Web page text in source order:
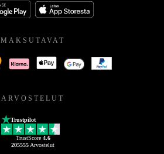
MAKSUTAVAT
ARVOSTELUT
Trustpilot
TrustScore 4.6
205555 Arvostelut